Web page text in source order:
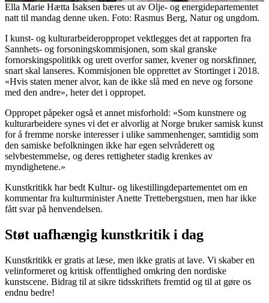
Ella Marie Hætta Isaksen bæres ut av Olje- og energidepartementet
natt til mandag denne uken. Foto: Rasmus Berg, Natur og ungdom.
I kunst- og kulturarbeideroppropet vektlegges det at rapporten fra
Sannhets- og forsoningskommisjonen, som skal granske
fornorskingspolitikk og urett overfor samer, kvener og norskfinner,
snart skal lanseres. Kommisjonen ble opprettet av Stortinget i 2018.
«Hvis staten mener alvor, kan de ikke slå med en neve og forsone
med den andre», heter det i oppropet.
Oppropet påpeker også et annet misforhold: «Som kunstnere og
kulturarbeidere synes vi det er alvorlig at Norge bruker samisk kunst
for å fremme norske interesser i ulike sammenhenger, samtidig som
den samiske befolkningen ikke har egen selvråderett og
selvbestemmelse, og deres rettigheter stadig krenkes av
myndighetene.»
Kunstkritikk har bedt Kultur- og likestillingdepartementet om en
kommentar fra kulturminister Anette Trettebergstuen, men har ikke
fått svar på henvendelsen.
Støt uafhængig kunstkritik i dag
Kunstkritikk er gratis at læse, men ikke gratis at lave. Vi skaber en
velinformeret og kritisk offentlighed omkring den nordiske
kunstscene. Bidrag til at sikre tidsskriftets fremtid og til at gøre os
endnu bedre!